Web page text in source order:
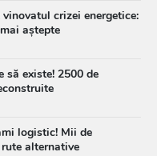
crizei energetice:
aștepte
să existe! 2500 de
logistic! Mii de
alternative